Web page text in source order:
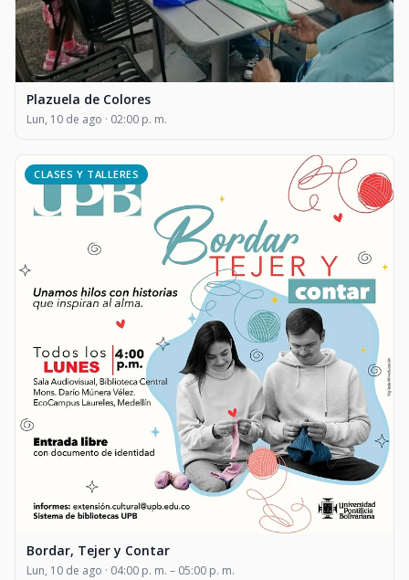
Plazuela de Colores
Lun, 10 de ago · 02:00 p. m.
CLASES Y TALLERES
Bordar, Tejer y Contar
Lun, 10 de ago · 04:00 p. m. – 05:00 p. m.